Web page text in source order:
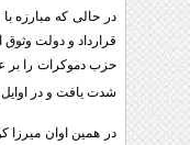
در حالی که مبارزه
شدت یافت و در اوایل سال ۱۲۹۹ نه تنها تبریز بلکه کل آذربایجان به دست دمکراتها به رهبری خیابانی افتاد و خیابانی
در همین اوان